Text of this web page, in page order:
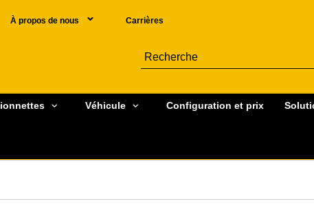
À propos de nous Carrières
Véhicule Configuration et prix